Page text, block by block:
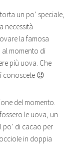
un po’ speciale,
necessità
la famosa
momento di
più uova. Che
conoscete 😉
del momento.
le uova, un
po’ di cacao per
in doppia